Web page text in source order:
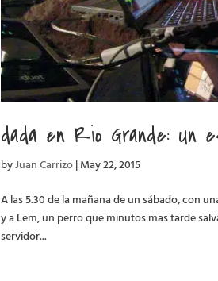
dada en Rio Grande: Un
byJuan Carrizo|May 22, 2015
A las 5.30 de la mañana de un sábado, con
y a Lem, un perro que minutos mas tarde
servidor...